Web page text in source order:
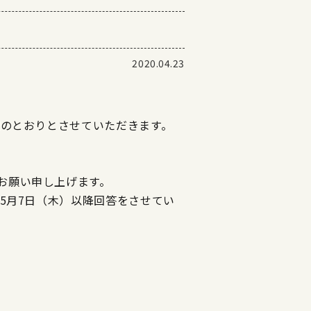
2020.04.23
おりとさせていただきます。
い申し上げます。
7日（木）以降回答をさせてい